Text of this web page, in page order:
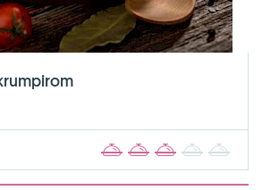
2 3 4